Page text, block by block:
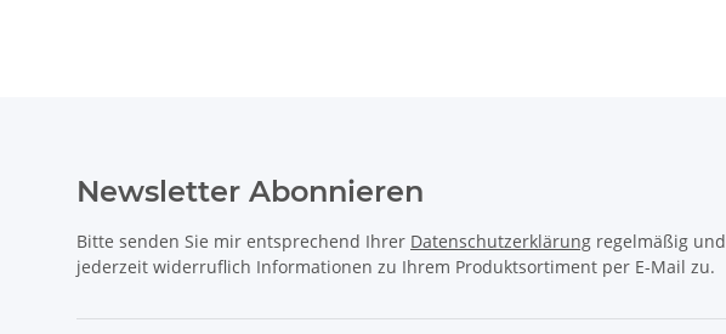
Newsletter Abonnieren
Bitte senden Sie mir entsprechend Ihrer Datenschutzerklärung regelmäßig und
jederzeit widerruflich Informationen zu Ihrem Produktsortiment per E-Mail zu.